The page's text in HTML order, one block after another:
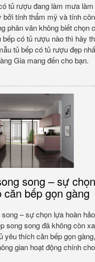
tủ rượu đang làm mưa
bởi tính thẩm mỹ và tính
phân vân không biết chọn
bếp có tủ rượu nào thì hãy
tủ bếp có tủ rượu đẹp
Gia mang đến cho bạn.
song – sự
căn bếp gọn gàng
– sự chọn lựa hoàn
song song đã không còn
yêu thích căn bếp gọn
gian hoạt động chính